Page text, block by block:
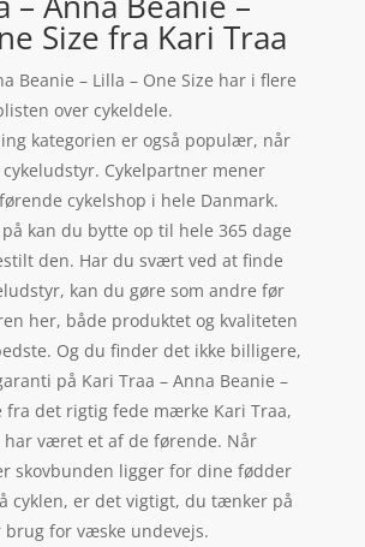
Size fra Kari Traa
Beanie – Lilla – One Size har i flere
over cykeldele.
kategorien er også populær, når
Cykelpartner mener
cykelshop i hele Danmark.
kan du bytte op til hele 365 dage
den. Har du svært ved at finde
kan du gøre som andre før
her, både produktet og kvaliteten
Og du finder det ikke billigere,
på Kari Traa – Anna Beanie –
fra det rigtig fede mærke Kari Traa,
har været et af de førende. Når
skovbunden ligger for dine fødder
cyklen, er det vigtigt, du tænker på
for væske undevejs.